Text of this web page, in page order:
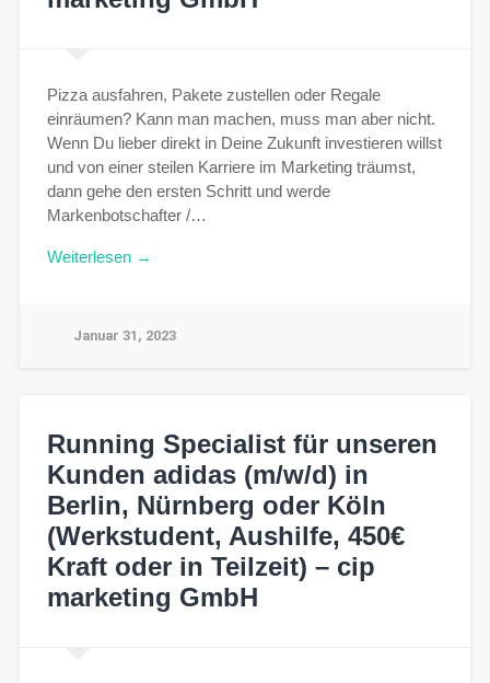
Pizza ausfahren, Pakete zustellen oder Regale
einräumen? Kann man machen, muss man aber nicht.
Wenn Du lieber direkt in Deine Zukunft investieren willst
und von einer steilen Karriere im Marketing träumst,
dann gehe den ersten Schritt und werde
Markenbotschafter /…
Weiterlesen →
Januar 31, 2023
Running Specialist für unseren
Kunden adidas (m/w/d) in
Berlin, Nürnberg oder Köln
(Werkstudent, Aushilfe, 450€
Kraft oder in Teilzeit) – cip
marketing GmbH